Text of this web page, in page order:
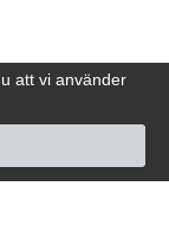
att vi använder